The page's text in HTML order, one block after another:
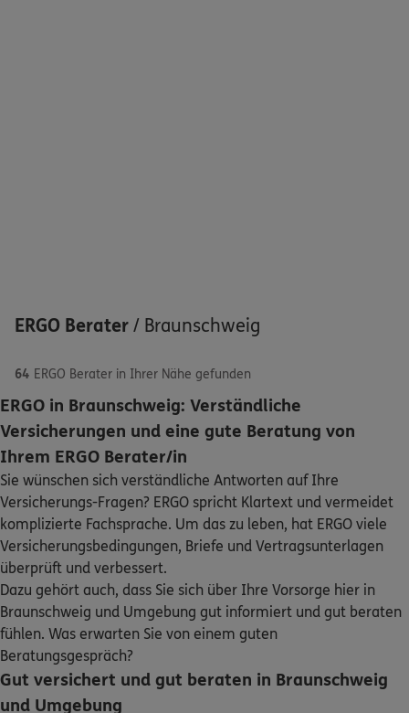
Schaden oder Leistungsfall melden
Bequem online oder telefonisch
Rechnung einreichen
Kontakt
Meine Versicherungen
ERGO Berater / Braunschweig
64 ERGO Berater in Ihrer Nähe gefunden
Kathrin Brückner
Hinter Liebfrauen 9-10
(0.3 km)
Homepage besuchen
Oliver Haupt
Lange Str. 35 ,38100 Braunschweig
Homepage besuchen
Dietmar Laske
Hamburger Str. 32 ,38114 Braunschweig(2.1 km)
Homepage besuchen
ERGO in Braunschweig: Verständliche
Versicherungen und eine gute Beratung von
Ihrem ERGO Berater/in
Sie wünschen sich verständliche Antworten auf Ihre
Versicherungs-Fragen? ERGO spricht Klartext und vermeidet
komplizierte Fachsprache. Um das zu leben, hat ERGO viele
Versicherungsbedingungen, Briefe und Vertragsunterlagen
überprüft und verbessert.
Dazu gehört auch, dass Sie sich über Ihre Vorsorge hier in
Braunschweig und Umgebung gut informiert und gut beraten
fühlen. Was erwarten Sie von einem guten
Beratungsgespräch?
Gut versichert und gut beraten in Braunschweig
und Umgebung